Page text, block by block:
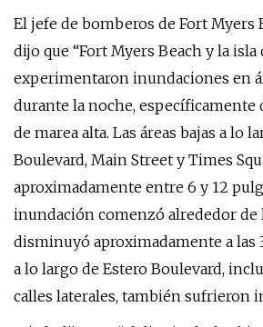
El jefe de bomberos de Fort Myers
dijo que “Fort Myers Beach y la isla
experimentaron inundaciones en
durante la noche,
de marea alta. Las áreas bajas a lo
Boulevard, Main Street y Times
aproximadamente entre 6 y 12
inundación comenzó alrededor de
disminuyó aproximadamente a las
a lo largo de Estero Boulevard,
calles laterales, también sufrieron